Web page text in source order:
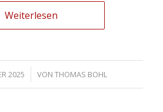
Weiterlesen
2025 VONTHOMAS BOHL